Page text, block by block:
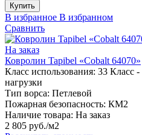
Купить
В избранное В избранном
Сравнить
На заказ
Ковролин Tapibel «Cobalt 64070»
Класс использования: 33 Класс
нагрузки
Тип ворса: Петлевой
Пожарная безопасность: КМ2
Наличие товара: На заказ
2 805 руб./м2